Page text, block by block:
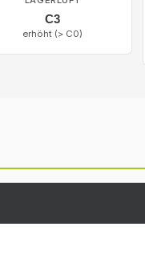
C3
erhöht (> C0)